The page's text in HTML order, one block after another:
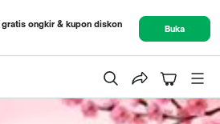
ongkir & kupon diskon
Buka